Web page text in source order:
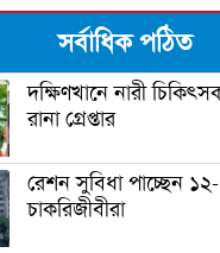
‘আপনি ক্রিকেটার,
মাশরাফির ক্যারিয়ার শেষ!
ফিটনেসে সাকিবের
সর্বাধিক পঠিত
দক্ষিণখানে নারী
রানা গ্রেপ্তার
রেশন সুবিধা পাচ্ছেন
চাকরিজীবীরা